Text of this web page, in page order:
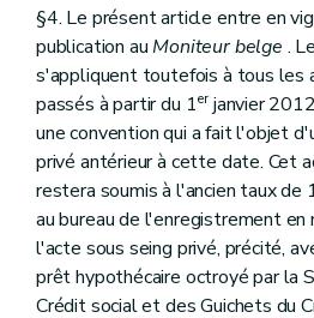
§4. Le présent article entre en
publication auMoniteur belge .
s'appliquent toutefois à tous les
passés à partir du 1erjanvier
une convention qui a fait l'objet
privé antérieur à cette date. Cet
restera soumis à l'ancien taux
au bureau de l'enregistrement
l'acte sous seing privé, précité,
prêt hypothécaire octroyé par la
Crédit social et des Guichets du